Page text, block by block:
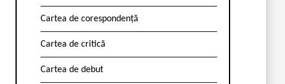
Cartea de corespondență
Cartea de critică
Cartea de debut